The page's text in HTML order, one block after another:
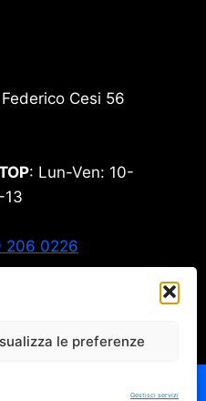
Gestisci servizi
le preferenze
Cesi 56
: Lun-Ven: 10-
13
206 0226